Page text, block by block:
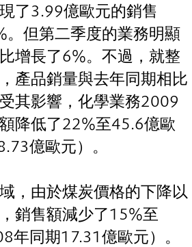
了3.99億歐元的銷售
。但第二季度的業務明顯
增長了6%。不過，就整
產品銷量與去年同期相比
其影響，化學業務2009
降低了22%至45.6億歐
億歐元）。
，由於煤炭價格的下降以
銷售額減少了15%至
年同期17.31億歐元）。